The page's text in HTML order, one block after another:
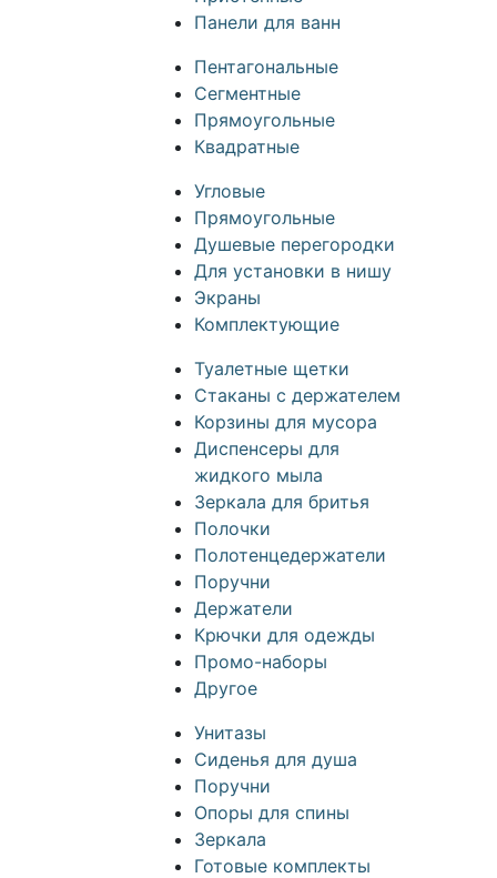
Панели для ванн
Пентагональные
Сегментные
Прямоугольные
Квадратные
Угловые
Прямоугольные
Душевые перегородки
Для установки в нишу
Экраны
Комплектующие
Туалетные щетки
Стаканы с держателем
Корзины для мусора
Диспенсеры для
жидкого мыла
Зеркала для бритья
Полочки
Полотенцедержатели
Поручни
Держатели
Крючки для одежды
Промо-наборы
Другое
Унитазы
Сиденья для душа
Поручни
Опоры для спины
Зеркала
Готовые комплекты